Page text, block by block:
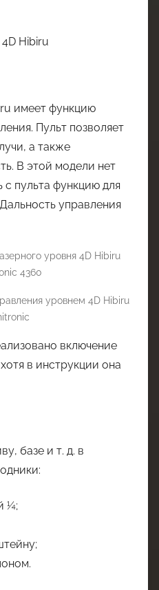
Hibiru
имеет функцию
Пульт позволяет
а также
В этой модели нет
пульта функцию для
управления
уровнем 4D Hibiru
включение
в инструкции она
базе и т. д. в
¼;